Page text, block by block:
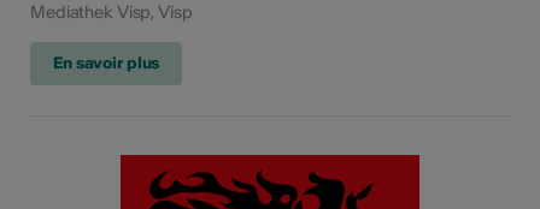
Mediathek Visp, Visp
En savoir plus